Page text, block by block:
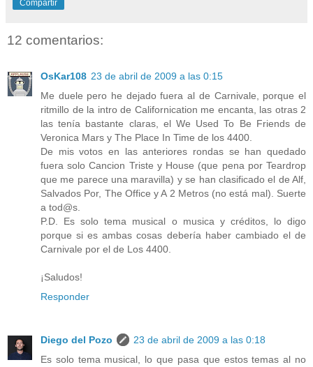
Compartir
12 comentarios:
OsKar108 23 de abril de 2009 a las 0:15
Me duele pero he dejado fuera al de Carnivale, porque el
ritmillo de la intro de Californication me encanta, las otras 2
las tenía bastante claras, el We Used To Be Friends de
Veronica Mars y The Place In Time de los 4400.
De mis votos en las anteriores rondas se han quedado
fuera solo Cancion Triste y House (que pena por Teardrop
que me parece una maravilla) y se han clasificado el de Alf,
Salvados Por, The Office y A 2 Metros (no está mal). Suerte
a tod@s.
P.D. Es solo tema musical o musica y créditos, lo digo
porque si es ambas cosas debería haber cambiado el de
Carnivale por el de Los 4400.
¡Saludos!
Responder
Diego del Pozo
23 de abril de 2009 a las 0:18
Es solo tema musical, lo que pasa que estos temas al no